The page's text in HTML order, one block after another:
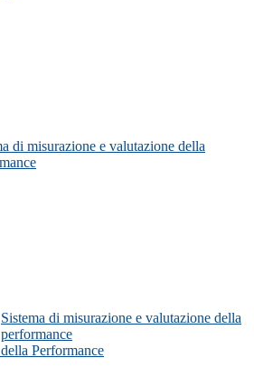
di misurazione e valutazione della
Sistema di misurazione e valutazione della
performance
Performance